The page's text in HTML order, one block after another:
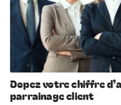
Dopez votre chiffre
parrainage client